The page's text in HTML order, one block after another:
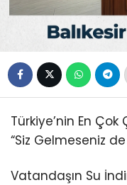
Türkiye’nin En Çok
“Siz Gelmeseniz
Vatandaşın Su